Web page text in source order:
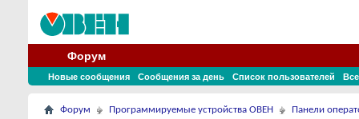
Форум
Новые сообщения Сообщения за день Список пользователей
Форум Программируемые устройства ОВЕН Панели